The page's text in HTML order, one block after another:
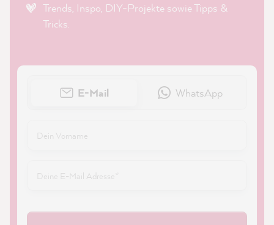
Trends, Inspo, DIY-Projekte sowie Tipps &
Tricks.
E-Mail WhatsApp